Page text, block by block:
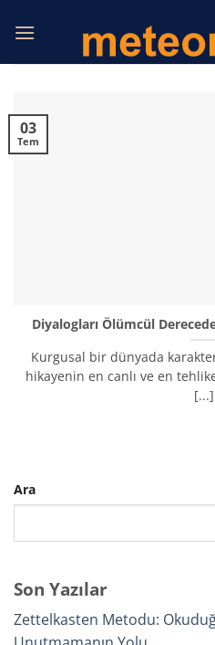
atla
Diyalogları Ölümcül
Kurgusal bir dünyada
hikayenin en canlı ve en
[...]
03
Tem
Ara
Son Yazılar
Zettelkasten Metodu: